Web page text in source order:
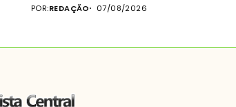
POR:REDAÇÃO 07/08/2026